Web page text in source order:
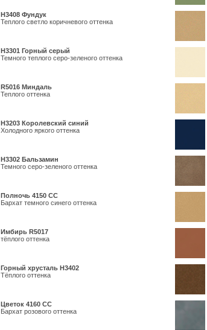
Н3408 Фундук
Теплого светло коричневого оттенка
Н3301 Горный серый
Темного теплого серо-зеленого оттенка
R5016 Миндаль
Теплого оттенка
Н3203 Королевский синий
Холодного яркого оттенка
Н3302 Бальзамин
Темного серо-зеленого оттенка
Полночь 4150 СС
Бархат темного синего оттенка
Имбирь R5017
тёплого оттенка
Горный хрусталь H3402
Тёплого оттенка
Цветок 4160 СС
Бархат розового оттенка